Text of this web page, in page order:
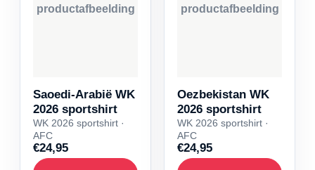
productafbeelding
Saoedi-Arabië WK
2026 sportshirt
WK 2026 sportshirt ·
AFC
€24,95
productafbeelding
Oezbekistan WK
2026 sportshirt
WK 2026 sportshirt ·
AFC
€24,95